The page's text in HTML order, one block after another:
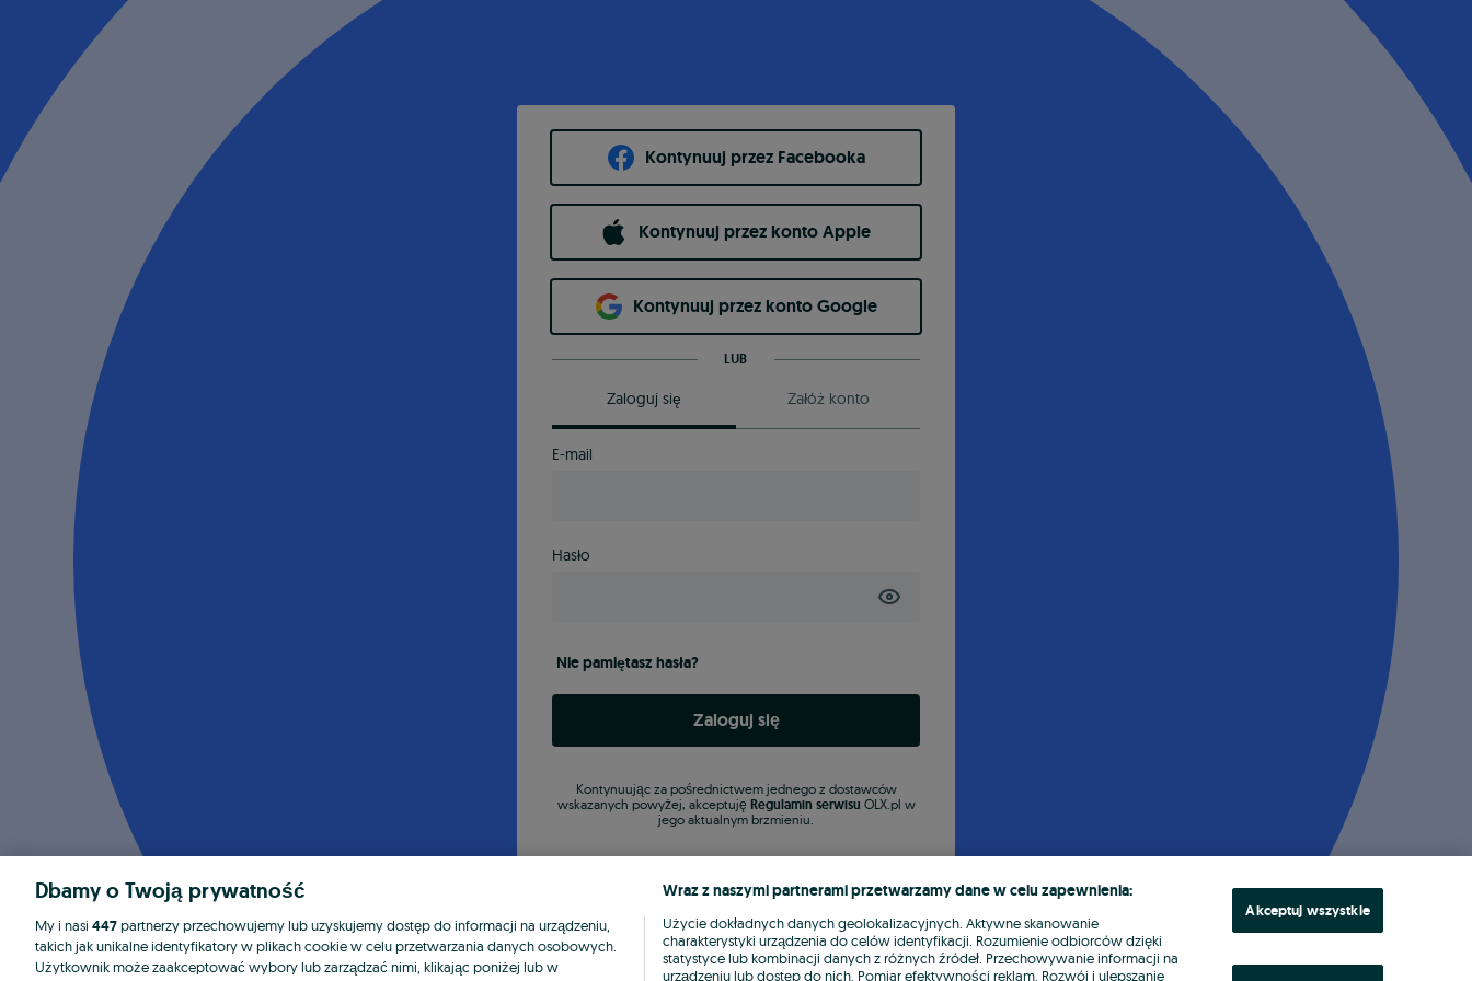
Kontynuuj przez Facebooka
Kontynuuj przez konto Apple
Kontynuuj przez konto Google
LUB
Zaloguj się Załóż konto
E-mail
Hasło
Nie pamiętasz hasła?
Zaloguj się
Kontynuując za pośrednictwem jednego z dostawców
wskazanych powyżej, akceptuję Regulamin serwisu OLX.pl w
jego aktualnym brzmieniu.
Dbamy o Twoją prywatność
My i nasi 447partnerzy przechowujemy lub uzyskujemy dostęp do informacji na urządzeniu,
takich jak unikalne identyfikatory w plikach cookie w celu przetwarzania danych osobowych.
Użytkownik może zaakceptować wybory lub zarządzać nimi, klikając poniżej lub w
Wraz z naszymi partnerami przetwarzamy dane w celu zapewnienia:
Użycie dokładnych danych geolokalizacyjnych. Aktywne skanowanie
charakterystyki urządzenia do celów identyfikacji. Rozumienie odbiorców dzięki
statystyce lub kombinacji danych z różnych źródeł. Przechowywanie informacji na
urządzeniu lub dostęp do nich. Pomiar efektywności reklam. Rozwój i ulepszanie
Akceptuj wszystkie